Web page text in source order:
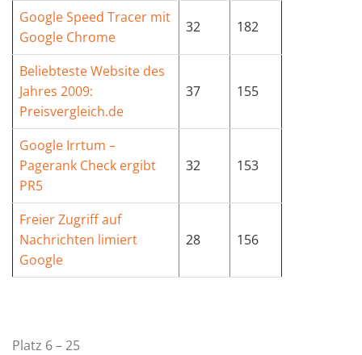
Google Speed Tracer mit
Google Chrome
32 182
Beliebteste Website des
Jahres 2009:
Preisvergleich.de
37 155
Google Irrtum –
Pagerank Check ergibt
PR5
32 153
Freier Zugriff auf
Nachrichten limiert
Google
28 156
Platz 6 – 25